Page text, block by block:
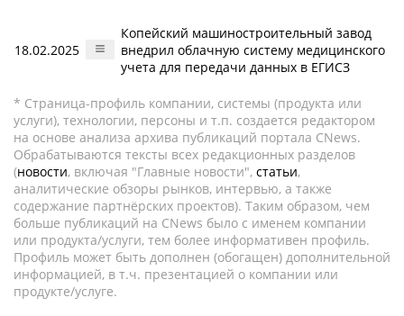
18.02.2025
Копейский машиностроительный завод
внедрил облачную систему медицинского
учета для передачи данных в ЕГИСЗ
* Страница-профиль компании, системы (продукта или
услуги), технологии, персоны и т.п. создается редактором
на основе анализа архива публикаций портала CNews.
Обрабатываются тексты всех редакционных разделов
(новости, включая "Главные новости", статьи,
аналитические обзоры рынков, интервью, а также
содержание партнёрских проектов). Таким образом, чем
больше публикаций на CNews было с именем компании
или продукта/услуги, тем более информативен профиль.
Профиль может быть дополнен (обогащен) дополнительной
информацией, в т.ч. презентацией о компании или
продукте/услуге.